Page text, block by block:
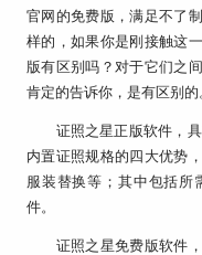
官网的免费版，满足不了
样的，如果你是刚接触这
版有区别吗？对于它们之
肯定的告诉你，是有区别的
证照之星正版软件，
内置证照规格的四大优势
服装替换等；其中包括所
件。
证照之星免费版软件